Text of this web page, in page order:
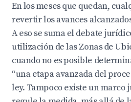
En los meses que quedan,
revertir los avances
A eso se suma el debate
utilización de las Zonas de
cuando no es posible
“una etapa avanzada del
ley. Tampoco existe un marco